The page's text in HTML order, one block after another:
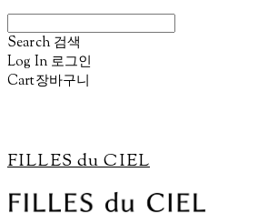
Search 검색
Log In 로그인
Cart장바구니
FILLES du CIEL